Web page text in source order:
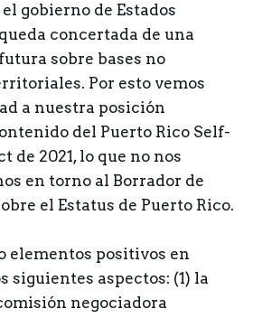
gobierno de Estados
concertada de una
sobre bases no
Por esto vemos
a nuestra posición
del Puerto Rico Self-
2021, lo que no nos
en torno al Borrador de
el Estatus de Puerto Rico.
elementos positivos en
siguientes aspectos: (1) la
negociadora